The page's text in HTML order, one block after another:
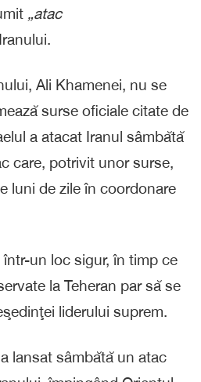
„atac
Ali Khamenei, nu se
surse oficiale citate de
a atacat Iranul sâmbătă
care, potrivit unor surse,
luni de zile în coordonare
un loc sigur, în timp ce
la Teheran par să se
liderului suprem.
lansat sâmbătă un atac